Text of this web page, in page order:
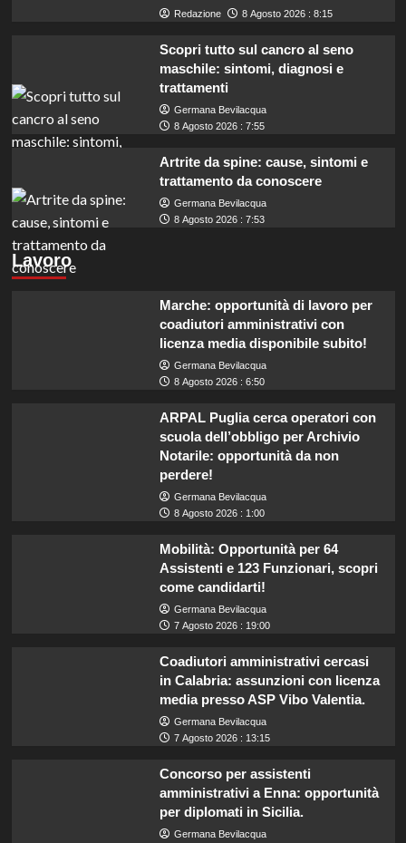
Redazione 8 Agosto 2026 : 8:15
Scopri tutto sul cancro al seno
maschile: sintomi, diagnosi e
trattamenti
Germana Bevilacqua
8 Agosto 2026 : 7:55
Artrite da spine: cause, sintomi e
trattamento da conoscere
Germana Bevilacqua
8 Agosto 2026 : 7:53
Lavoro
Marche: opportunità di lavoro per
coadiutori amministrativi con
licenza media disponibile subito!
Germana Bevilacqua
8 Agosto 2026 : 6:50
ARPAL Puglia cerca operatori con
scuola dell’obbligo per Archivio
Notarile: opportunità da non
perdere!
Germana Bevilacqua
8 Agosto 2026 : 1:00
Mobilità: Opportunità per 64
Assistenti e 123 Funzionari, scopri
come candidarti!
Germana Bevilacqua
7 Agosto 2026 : 19:00
Coadiutori amministrativi cercasi
in Calabria: assunzioni con licenza
media presso ASP Vibo Valentia.
Germana Bevilacqua
7 Agosto 2026 : 13:15
Concorso per assistenti
amministrativi a Enna: opportunità
per diplomati in Sicilia.
Germana Bevilacqua